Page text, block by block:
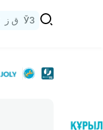
ق ز ЎЗ